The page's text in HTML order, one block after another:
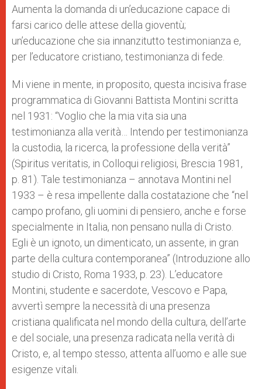
Aumenta la domanda di un’educazione capace di
farsi carico delle attese della gioventù;
un’educazione che sia innanzitutto testimonianza e,
per l’educatore cristiano, testimonianza di fede.
Mi viene in mente, in proposito, questa incisiva frase
programmatica di Giovanni Battista Montini scritta
nel 1931: “Voglio che la mia vita sia una
testimonianza alla verità… Intendo per testimonianza
la custodia, la ricerca, la professione della verità”
(Spiritus veritatis, in Colloqui religiosi, Brescia 1981,
p. 81). Tale testimonianza – annotava Montini nel
1933 – è resa impellente dalla costatazione che “nel
campo profano, gli uomini di pensiero, anche e forse
specialmente in Italia, non pensano nulla di Cristo.
Egli è un ignoto, un dimenticato, un assente, in gran
parte della cultura contemporanea” (Introduzione allo
studio di Cristo, Roma 1933, p. 23). L’educatore
Montini, studente e sacerdote, Vescovo e Papa,
avvertì sempre la necessità di una presenza
cristiana qualificata nel mondo della cultura, dell’arte
e del sociale, una presenza radicata nella verità di
Cristo, e, al tempo stesso, attenta all’uomo e alle sue
esigenze vitali.